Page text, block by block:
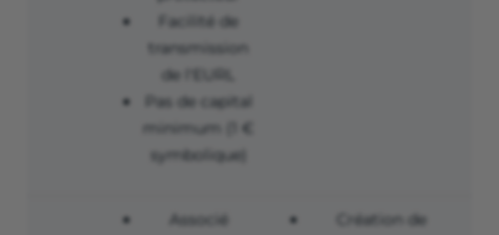
Facilité de
transmission
de l'EURL
Pas de capital
minimum (1 €
symbolique)
Associé
Création de